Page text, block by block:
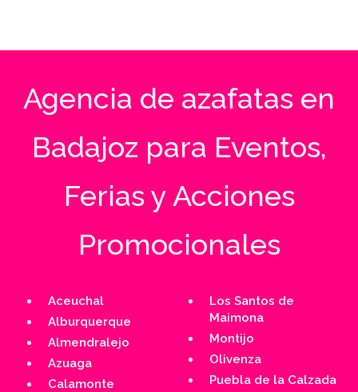
Agencia de azafatas en
Badajoz para Eventos,
Ferias y Acciones
Promocionales
Aceuchal
Alburquerque
Almendralejo
Azuaga
Calamonte
Los Santos de
Maimona
Montijo
Olivenza
Puebla de la Calzada